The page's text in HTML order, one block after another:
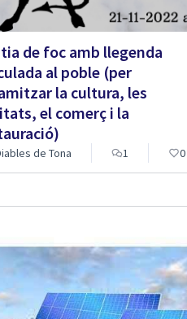
de foc amb llegenda
al poble (per
la cultura, les
el comerç i la
de Tona 1 0